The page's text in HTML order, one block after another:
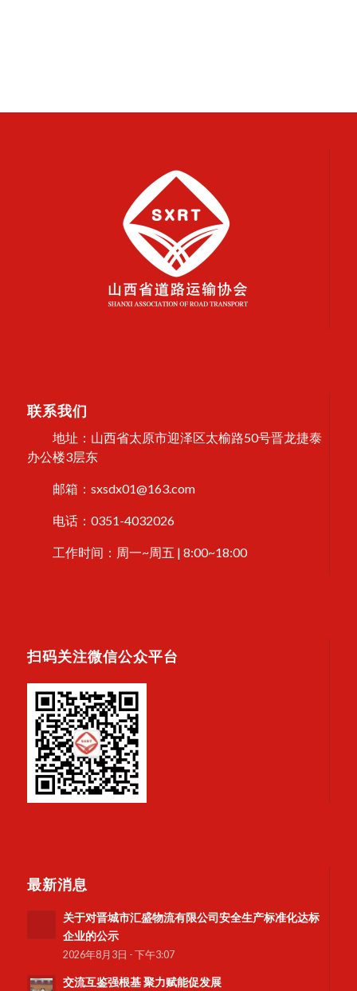
联系我们
地址：山西省太原市迎泽区太榆路50号晋龙捷泰
办公楼3层东
邮箱：sxsdx01@163.com
电话：0351-4032026
工作时间：周一~周五 | 8:00~18:00
扫码关注微信公众平台
最新消息
关于对晋城市汇盛物流有限公司安全生产标准化达标
企业的公示
2026年8月3日 - 下午3:07
交流互鉴强根基 聚力赋能促发展